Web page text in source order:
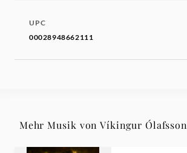
UPC
00028948662111
Mehr Musik von Víkingur Ólafsson